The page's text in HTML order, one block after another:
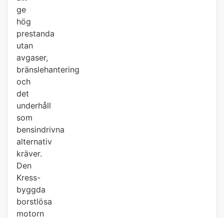
ge
hög
prestanda
utan
avgaser,
bränslehantering
och
det
underhåll
som
bensindrivna
alternativ
kräver.
Den
Kress-
byggda
borstlösa
motorn